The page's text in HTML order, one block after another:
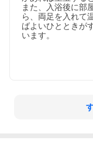
また、入浴後に部
ら、両足を入れて
ばよいひとときが
います。